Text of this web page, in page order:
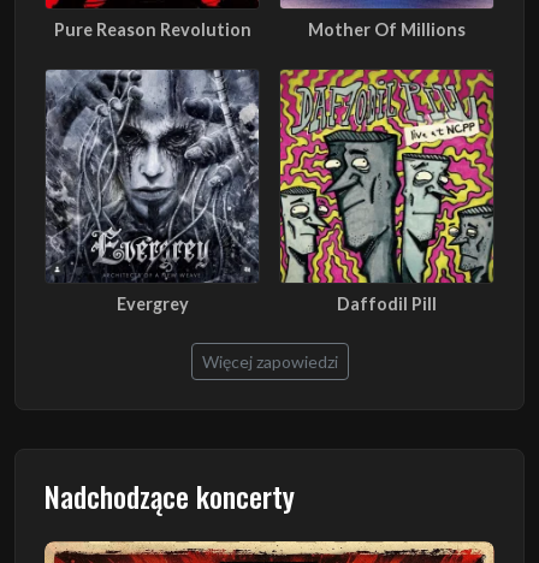
Pure Reason Revolution Mother Of Millions
Evergrey Daffodil Pill
Więcej zapowiedzi
Nadchodzące koncerty